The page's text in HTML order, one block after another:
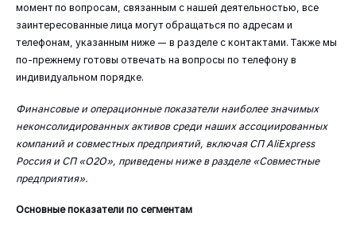
момент по вопросам, связанным с нашей деятельностью, все
заинтересованные лица могут обращаться по адресам и
телефонам, указанным ниже — в разделе с контактами. Также мы
по-прежнему готовы отвечать на вопросы по телефону в
индивидуальном порядке.
Финансовые и операционные показатели наиболее значимых
неконсолидированных активов среди наших ассоциированных
компаний и совместных предприятий, включая СП AliExpress
Россия и СП «O2O», приведены ниже в разделе «Совместные
предприятия».
Основные показатели по сегментам